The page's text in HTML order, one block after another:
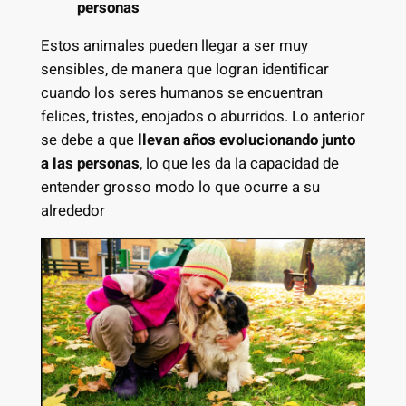
personas
Estos animales pueden llegar a ser muy
sensibles, de manera que logran identificar
cuando los seres humanos se encuentran
felices, tristes, enojados o aburridos. Lo anterior
se debe a quellevan años evolucionando junto
a las personas, lo que les da la capacidad de
entender grosso modo lo que ocurre a su
alrededor